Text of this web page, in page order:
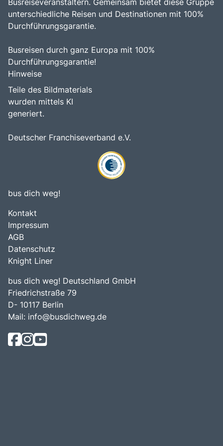
Busreiseveranstaltern. Gemeinsam bietet diese Gruppe
unterschiedliche Reisen und Destinationen mit 100%
Durchführungsgarantie.
Busreisen durch ganz Europa mit 100%
Durchführungsgarantie!
Hinweise
Teile des Bildmaterials
wurden mittels KI
generiert.
Deutscher Franchiseverband e.V.
bus dich weg!
Kontakt
Impressum
AGB
Datenschutz
Knight Liner
bus dich weg! Deutschland GmbH
Friedrichstraße 79
D- 10117 Berlin
Mail: info@busdichweg.de